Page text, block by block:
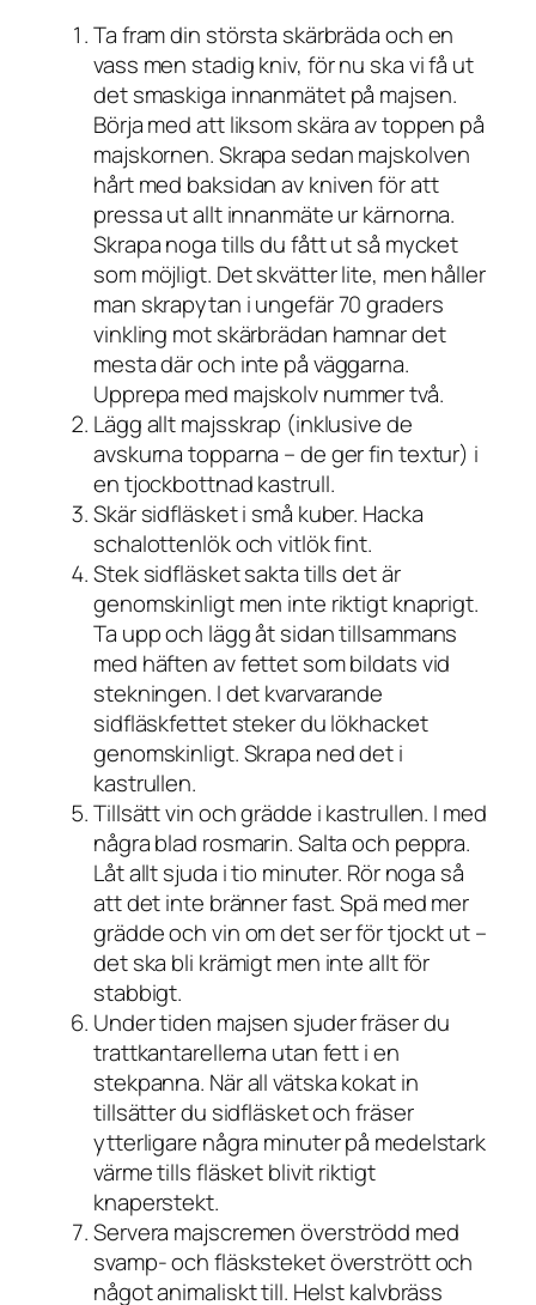
Ta fram din största skärbräda och en
vass men stadig kniv, för nu ska vi få ut
det smaskiga innanmätet på majsen.
Börja med att liksom skära av toppen på
majskornen. Skrapa sedan majskolven
hårt med baksidan av kniven för att
pressa ut allt innanmäte ur kärnorna.
Skrapa noga tills du fått ut så mycket
som möjligt. Det skvätter lite, men håller
man skrapytan i ungefär 70 graders
vinkling mot skärbrädan hamnar det
mesta där och inte på väggarna.
Upprepa med majskolv nummer två.
Lägg allt majsskrap (inklusive de
avskurna topparna – de ger fin textur) i
en tjockbottnad kastrull.
Skär sidfläsket i små kuber. Hacka
schalottenlök och vitlök fint.
Stek sidfläsket sakta tills det är
genomskinligt men inte riktigt knaprigt.
Ta upp och lägg åt sidan tillsammans
med häften av fettet som bildats vid
stekningen. I det kvarvarande
sidfläskfettet steker du lökhacket
genomskinligt. Skrapa ned det i
kastrullen.
Tillsätt vin och grädde i kastrullen. I med
några blad rosmarin. Salta och peppra.
Låt allt sjuda i tio minuter. Rör noga så
att det inte bränner fast. Spä med mer
grädde och vin om det ser för tjockt ut –
det ska bli krämigt men inte allt för
stabbigt.
Under tiden majsen sjuder fräser du
trattkantarellerna utan fett i en
stekpanna. När all vätska kokat in
tillsätter du sidfläsket och fräser
ytterligare några minuter på medelstark
värme tills fläsket blivit riktigt
knaperstekt.
Servera majscremen överströdd med
svamp- och fläsksteket överstrött och
något animaliskt till. Helst kalvbräss